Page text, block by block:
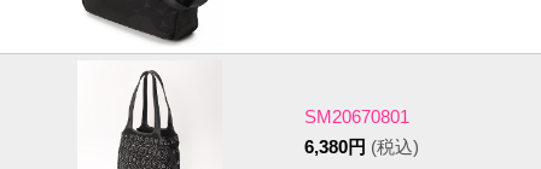
SM20670801
6,380円 (税込)